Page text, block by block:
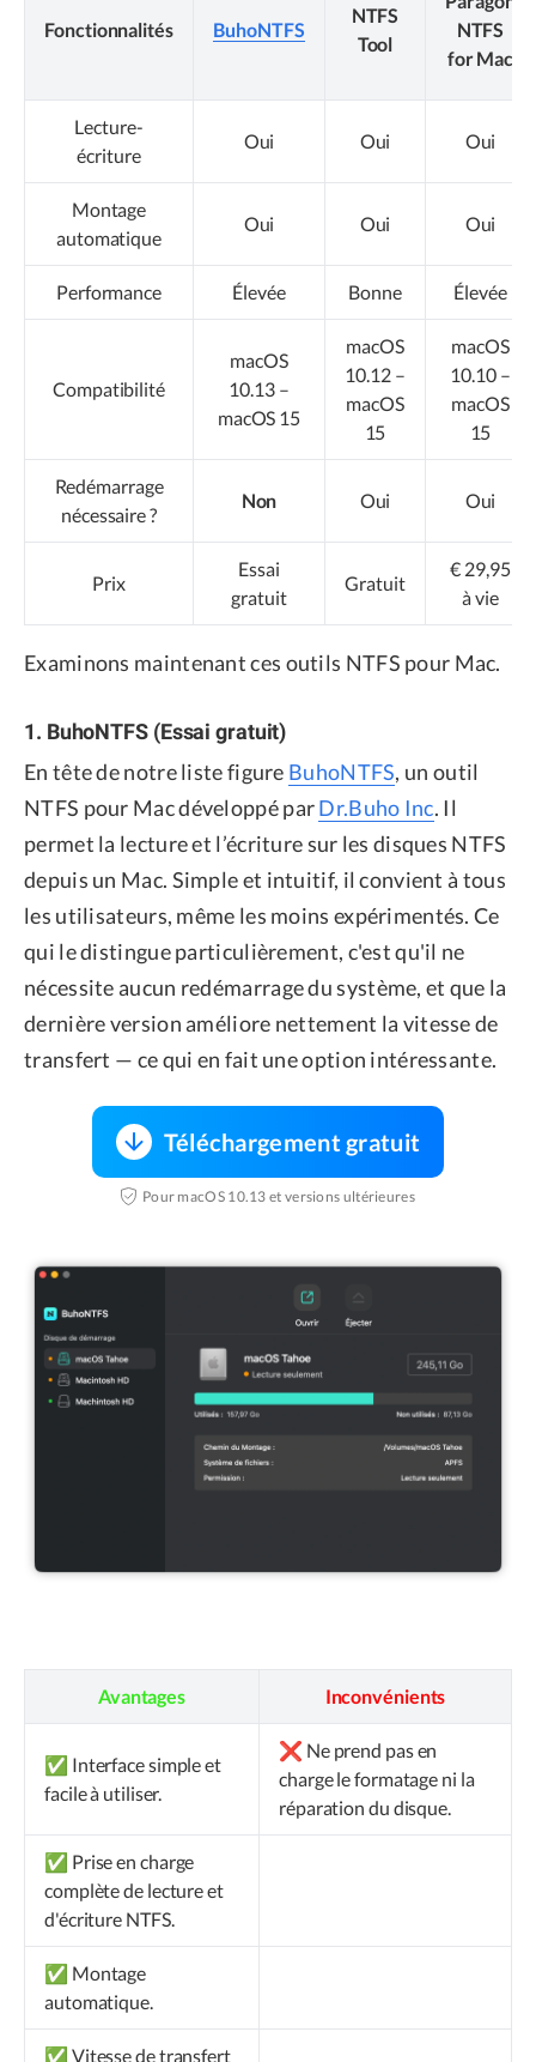
Fonctionnalités BuhoNTFS
NTFS
Tool
NTFS
for Mac
Lecture-
écriture
Oui Oui Oui
Montage
automatique
Oui Oui Oui
Performance Élevée Bonne Élevée
Compatibilité
macOS
10.13 –
macOS 15
macOS
10.12 –
macOS
15
macOS
10.10 –
macOS
15
Redémarrage
nécessaire ?
Non Oui Oui
Prix
Essai
gratuit
Gratuit
€ 29,95
à vie
Examinons maintenant ces outils NTFS pour Mac.
1. BuhoNTFS (Essai gratuit)
En tête de notre liste figure BuhoNTFS, un outil
NTFS pour Mac développé parDr.Buho Inc. Il
permet la lecture et l’écriture sur les disques NTFS
depuis un Mac. Simple et intuitif, il convient à tous
les utilisateurs, même les moins expérimentés. Ce
qui le distingue particulièrement, c'est qu'il ne
nécessite aucun redémarrage du système, et que la
dernière version améliore nettement la vitesse de
transfert — ce qui en fait une option intéressante.
Téléchargement gratuit
Pour macOS 10.13 et versions ultérieures
Avantages Inconvénients
✅ Interface simple et
facile à utiliser.
❌ Ne prend pas en
charge le formatage ni la
réparation du disque.
✅ Prise en charge
complète de lecture et
d'écriture NTFS.
✅ Montage
automatique.
✅ Vitesse de transfert